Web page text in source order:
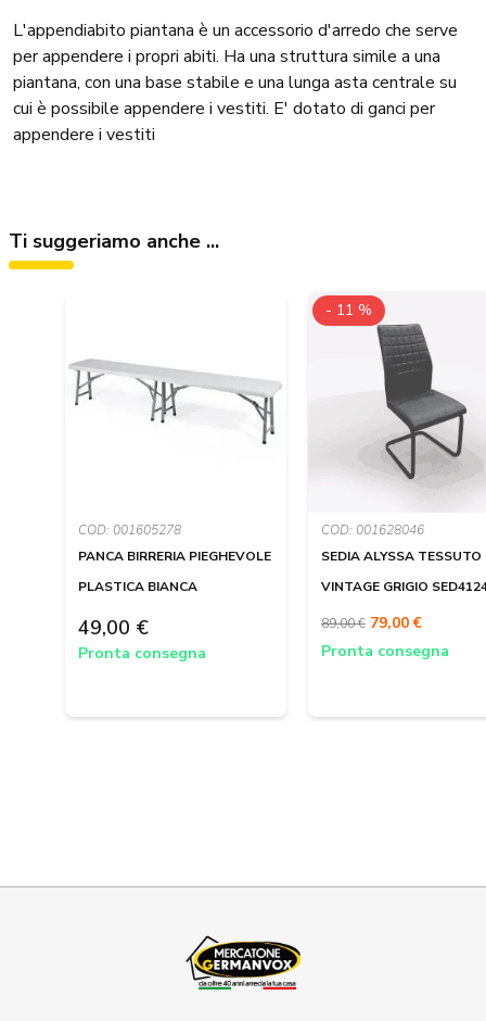
L'appendiabito piantana è un accessorio d'arredo che serve
per appendere i propri abiti. Ha una struttura simile a una
piantana, con una base stabile e una lunga asta centrale su
cui è possibile appendere i vestiti. E' dotato di ganci per
appendere i vestiti
Ti suggeriamo anche ...
COD: 001605278
PANCA BIRRERIA PIEGHEVOLE
PLASTICA BIANCA
49,00 €
Pronta consegna
COD: 001628046
SEDIA ALYSSA TESSUTO
VINTAGE GRIGIO
- 11 %
89,00 € 79,00 €
Pronta consegna